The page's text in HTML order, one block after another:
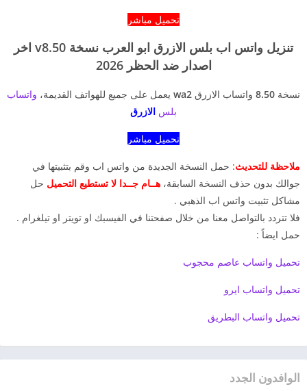
تحميل مباشر
تنزيل واتس اب بلس الازرق ابو العرب نسخة v8.50 اخر
اصدار ضد الحظر 2026
نسخة 8.50 واتساب الازرق wa2 يعمل على جميع للهواتف القديمة، واتساب
بلس الازرق
تحميل مباشر
ملاحظة للتحديث: حمل النسخة الجديدة من واتس اب وقم بتثبيتها في
جوالك بدون حذف النسخة السابقة، هــام جــدا لا تستطيع التحميل حل
مشاكل تثبيت واتس اب الذهبي .
فلا تتردد بالتواصل معنا من خلال صفحتنا في الفيسبك او تويتر او تيلغرام .
حمل ايضاً :
تحميل واتساب عاصم محجوب
تحميل واتساب ايرو
تحميل واتساب البطريق
الوافدون الجدد